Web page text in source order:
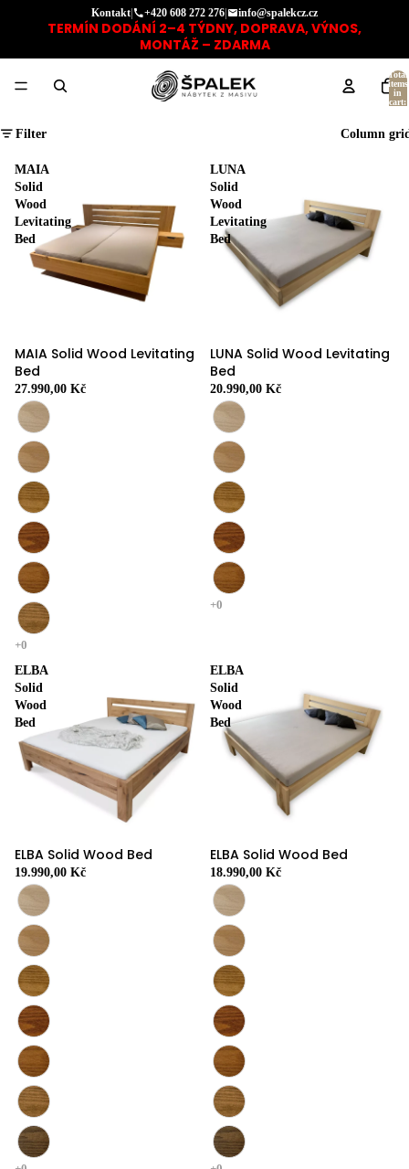
Kontakt +420 608 272 276 info@spalekcz.cz
TERMÍN DODÁNÍ 2–4 TÝDNY, DOPRAVA, VÝNOS,
MONTÁŽ – ZDARMA
Total
items
in
cart:
Filter Column
MAIA
Solid
Wood
Levitating
Bed
MAIA Solid Wood Levitating
Bed
27.990,00 Kč
LUNA
Solid
Wood
Levitating
Bed
LUNA Solid Wood Levitating
Bed
20.990,00 Kč
ELBA
Solid
Wood
Bed
ELBA Solid Wood Bed
19.990,00 Kč
ELBA
Solid
Wood
Bed
ELBA Solid Wood Bed
18.990,00 Kč